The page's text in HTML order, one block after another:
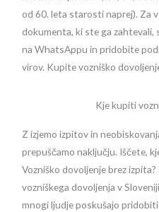
od 60. leta starosti naprej). Za
dokumenta, ki ste ga
na WhatsAppu in pridobite
virov. Kupite vozniško
Kje kupiti
Z izjemo izpitov in
prepuščamo naključju. Iščete,
Vozniško dovoljenje brez
vozniškega dovoljenja v
mnogi ljudje poskušajo